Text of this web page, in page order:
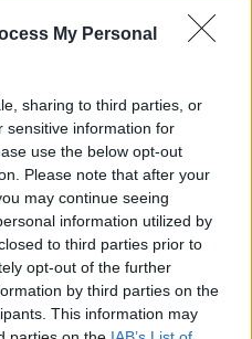
My Personal
sharing to third parties, or
sensitive information for
use the below opt-out
Please note that after your
may continue seeing
information utilized by
to third parties prior to
opt-out of the further
by third parties on the
This information may
rampe chiuse ancora fino a
la classifica delle mete più
2026